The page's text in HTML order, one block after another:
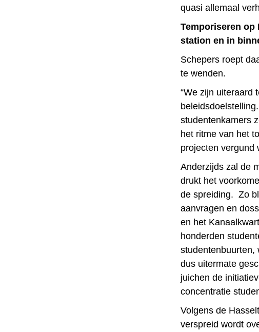
quasi allemaal
Temporiseren op
station en in
Schepers roept
te wenden.
“We zijn uiteraard
studentenkamers
het ritme van het
projecten vergund
Anderzijds zal de
drukt het
de spreiding. Zo
aanvragen en
en het
honderden
studentenbuurten,
dus uitermate
juichen de
concentratie
Volgens de
verspreid wordt